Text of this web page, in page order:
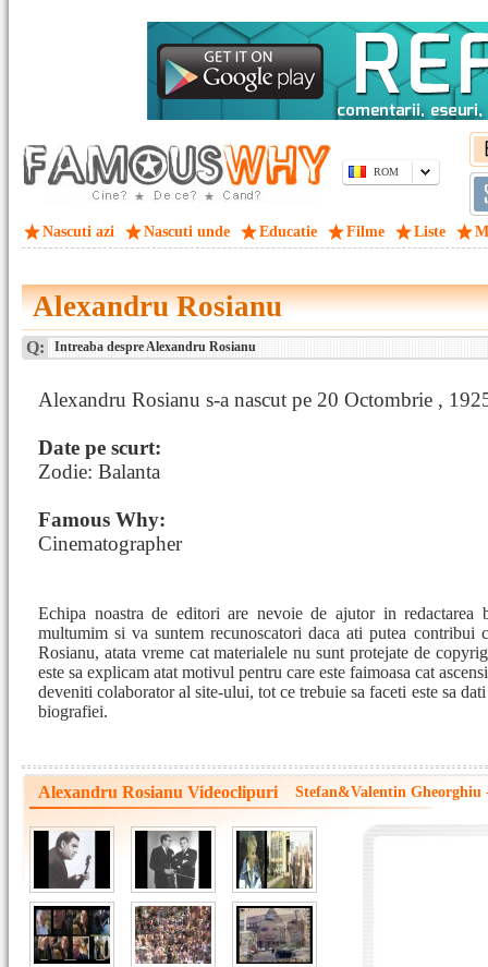
ROM
Nascuti azi Nascuti unde Educatie Filme Liste
Alexandru Rosianu
Q: Intreaba despre Alexandru Rosianu
Alexandru Rosianu s-a nascut pe 20 Octombrie ,
Date pe scurt:
Zodie: Balanta
Famous Why:
Cinematographer
Echipa noastra de editori are nevoie de ajutor in
multumim si va suntem recunoscatori daca ati putea contribui
Rosianu, atata vreme cat materialele nu sunt protejate de
este sa explicam atat motivul pentru care este faimoasa cat
deveniti colaborator al site-ului, tot ce trebuie sa faceti este sa
biografiei.
Alexandru Rosianu Videoclipuri Stefan&Valentin Gheorghiu